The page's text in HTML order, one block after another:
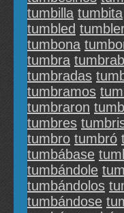
tumbilla tumbita
tumbled
tumbona
tumbra
tumbradas
tumbramos
tumbraron
tumbres
tumbro tumbró
tumbábase
tumbándole
tumbándolos
tumbándose